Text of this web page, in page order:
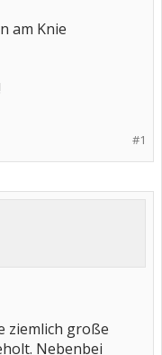
am Knie
#1
ziemlich große
Nebenbei